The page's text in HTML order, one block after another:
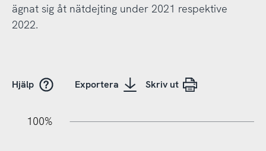
ägnat sig åt nätdejting under 2021 respektive
2022.
Hjälp Exportera Skriv ut
100%